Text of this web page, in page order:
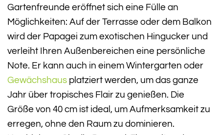
Gartenfreunde eröffnet sich eine Fülle an
Möglichkeiten: Auf der Terrasse oder dem Balkon
wird der Papagei zum exotischen Hingucker und
verleiht Ihren Außenbereichen eine persönliche
Note. Er kann auch in einem Wintergarten oder
Gewächshaus platziert werden, um das ganze
Jahr über tropisches Flair zu genießen. Die
Größe von 40 cm ist ideal, um Aufmerksamkeit zu
erregen, ohne den Raum zu dominieren.